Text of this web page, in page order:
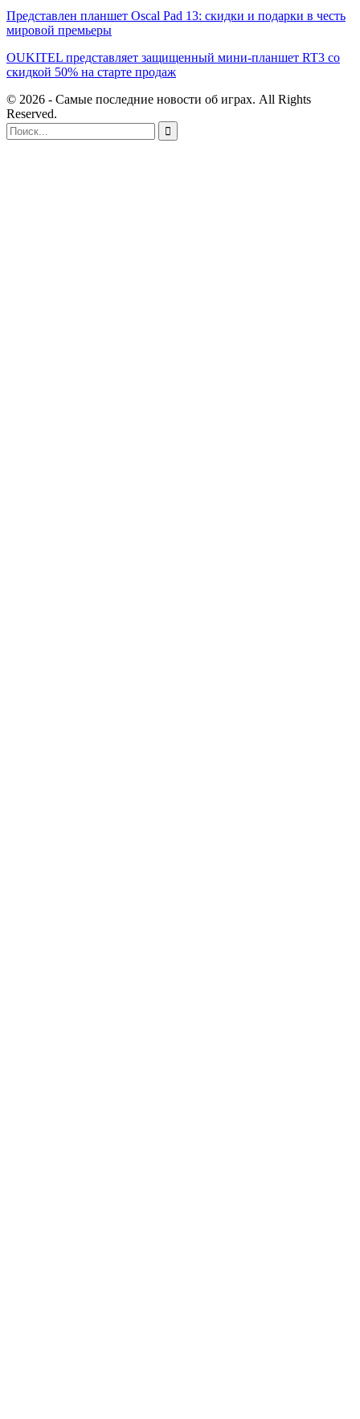
Представлен планшет Oscal Pad 13: скидки и подарки в честь
мировой премьеры
OUKITEL представляет защищенный мини-планшет RT3 со
скидкой 50% на старте продаж
© 2026 - Самые последние новости об играх. All Rights
Reserved.